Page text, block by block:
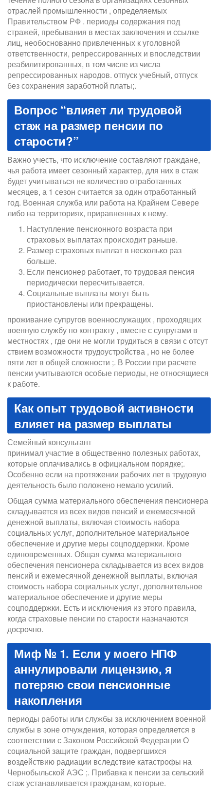
отраслей промышленности , определяемых
Правительством РФ . периоды содержания под
стражей, пребывания в местах заключения и ссылке
лиц, необоснованно привлеченных к уголовной
ответственности, репрессированных и впоследствии
реабилитированных, в том числе из числа
репрессированных народов. отпуск учебный, отпуск
без сохранения заработной платы;.
Вопрос “влияет ли трудовой
стаж на размер пенсии по
старости?”
Важно учесть, что исключение составляют граждане,
чья работа имеет сезонный характер, для них в стаж
будет учитываться не количество отработанных
месяцев, а 1 сезон считается за один отработанный
год. Военная служба или работа на Крайнем Севере
либо на территориях, приравненных к нему.
Наступление пенсионного возраста при
страховых выплатах происходит раньше.
Размер страховых выплат в несколько раз
больше.
Если пенсионер работает, то трудовая пенсия
периодически пересчитывается.
Социальные выплаты могут быть
приостановлены или прекращены.
проживание супругов военнослужащих , проходящих
военную службу по контракту , вместе с супругами в
местностях , где они не могли трудиться в связи с отсут
ствием возможности трудоустройства , но не более
пяти лет в общей сложности ;. В России при расчете
пенсии учитываются особые периоды, не относящиеся
к работе.
Как опыт трудовой активности
влияет на размер выплаты
Семейный консультант
принимал участие в общественно полезных работах,
которые оплачивались в официальном порядке;.
Особенно если на протяжении рабочих лет в трудовую
деятельность было положено немало усилий.
Общая сумма материального обеспечения пенсионера
складывается из всех видов пенсий и ежемесячной
денежной выплаты, включая стоимость набора
социальных услуг, дополнительное материальное
обеспечение и другие меры соцподдержки. Кроме
единовременных. Общая сумма материального
обеспечения пенсионера складывается из всех видов
пенсий и ежемесячной денежной выплаты, включая
стоимость набора социальных услуг, дополнительное
материальное обеспечение и другие меры
соцподдержки. Есть и исключения из этого правила,
когда страховые пенсии по старости назначаются
досрочно.
Миф № 1. Если у моего НПФ
аннулировали лицензию, я
потеряю свои пенсионные
накопления
периоды работы или службы за исключением военной
службы в зоне отчуждения, которая определяется в
соответствии с Законом Российской Федерации О
социальной защите граждан, подвергшихся
воздействию радиации вследствие катастрофы на
Чернобыльской АЭС ;. Прибавка к пенсии за сельский
стаж устанавливается гражданам, которые.